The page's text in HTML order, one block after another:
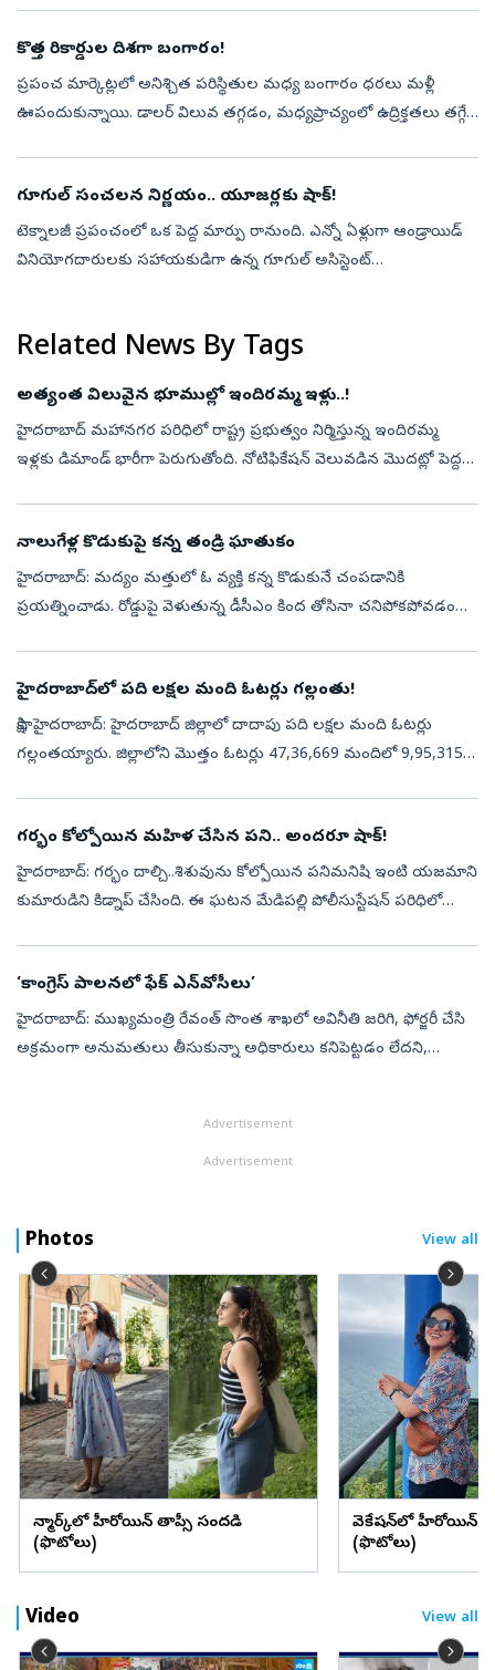
కొత్త రికార్డుల దిశగా బంగారం!
ప్రపంచ మార్కెట్లలో అనిశ్చిత పరిస్థితుల మధ్య బంగారం ధరలు మళ్లీ
ఊపందుకున్నాయి. డాలర్ విలువ తగ్గడం, మధ్యప్రాచ్యంలో ఉద్రిక్తతలు తగ్గే
గూగుల్ సంచలన నిర్ణయం.. యూజర్లకు షాక్!
టెక్నాలజీ ప్రపంచంలో ఒక పెద్ద మార్పు రానుంది. ఎన్నో ఏళ్లుగా ఆండ్రాయిడ్
వినియోగదారులకు సహాయకుడిగా ఉన్న గూగుల్ అసిస్టెంట్
Related News By Tags
అత్యంత విలువైన భూముల్లో ఇందిరమ్మ ఇళ్లు..!
హైదరాబాద్‌ మహానగర పరిధిలో రాష్ట్ర ప్రభుత్వం నిర్మిస్తున్న ఇందిరమ్మ
ఇళ్లకు డిమాండ్‌ భారీగా పెరుగుతోంది. నోటిఫికేషన్‌ వెలువడిన మొదట్లో పెద్దగా
నాలుగేళ్ల కొడుకుపై కన్న తండ్రి ఘాతుకం
హైదరాబాద్: మద్యం మత్తులో ఓ వ్యక్తి కన్న కొడుకునే చంపడానికి
ప్రయత్నించాడు. రోడ్డుపై వెళుతున్న డీసీఎం కింద తోసినా చనిపోకపోవడంతో
హైదరాబాద్‌లో పది లక్షల మంది ఓటర్లు గల్లంతు!
సాక్షి, హైదరాబాద్‌: హైదరాబాద్‌ జిల్లాలో దాదాపు పది లక్షల మంది ఓటర్లు
గల్లంతయ్యారు. జిల్లాలోని మొత్తం ఓటర్లు 47,36,669 మందిలో 9,95,315
గర్భం కోల్పోయిన మహిళ చేసిన పని.. అందరూ షాక్!
హైదరాబాద్‌: గర్భం దాల్చి..శిశువును కోల్పోయిన పనిమనిషి ఇంటి యజమాని
కుమారుడిని కిడ్నాప్‌ చేసింది. ఈ ఘటన మేడిపల్లి పోలీసుస్టేషన్‌ పరిధిలో
‘కాంగ్రెస్ పాలనలో ఫేక్ ఎన్‌వోసీలు’
హైదరాబాద్‌: ముఖ్యమంత్రి రేవంత్‌ సొంత శాఖలో అవినీతి జరిగి, ఫోర్జరీ చేసి
అక్రమంగా అనుమతులు తీసుకున్నా అధికారులు కనిపెట్టడం లేదని,
Advertisement
Advertisement
Photos View all
డెన్మార్క్‌లో హీరోయిన్ తాప్సీ సందడి
(ఫొటోలు)
వెకేషన్‌లో హీరోయిన్
(ఫొటోలు)
Video View all